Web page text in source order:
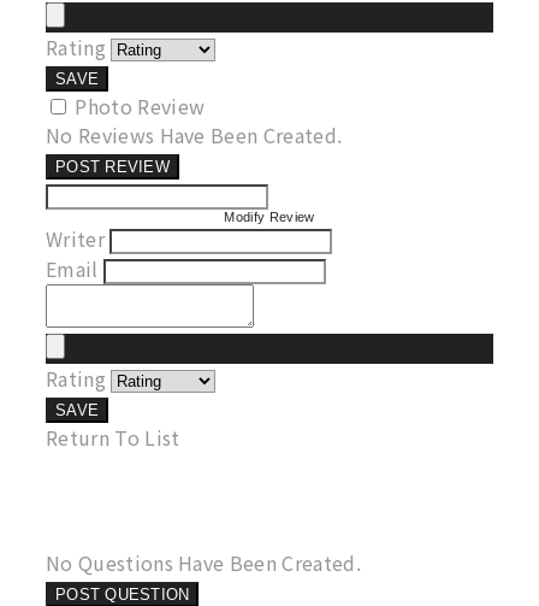
Rating
SAVE
Photo Review
No Reviews Have Been Created.
POST REVIEW
Modify Review
Writer
Email
Rating
SAVE
Return To List
No Questions Have Been Created.
POST QUESTION